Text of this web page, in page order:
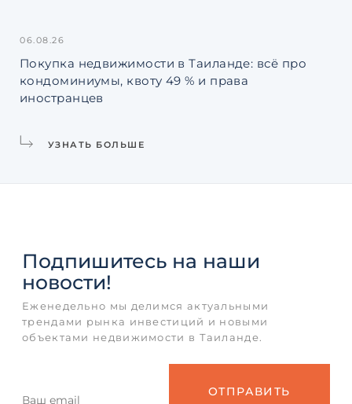
06.08.26
Покупка недвижимости в Таиланде: всё про
кондоминиумы, квоту 49 % и права
иностранцев
УЗНАТЬ БОЛЬШЕ
Подпишитесь на наши
новости!
Еженедельно мы делимся актуальными
трендами рынка инвестиций и новыми
объектами недвижимости в Таиланде.